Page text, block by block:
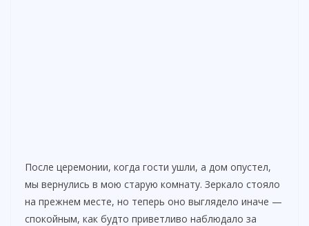
После церемонии, когда гости ушли, а дом опустел,
мы вернулись в мою старую комнату. Зеркало стояло
на прежнем месте, но теперь оно выглядело иначе —
спокойным, как будто приветливо наблюдало за